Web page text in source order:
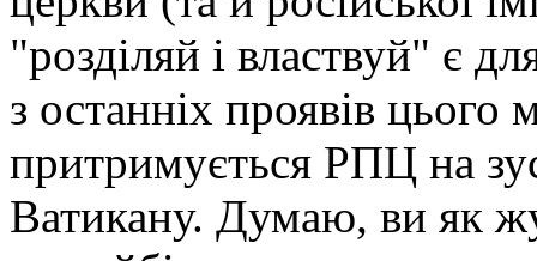
"розділяй і властвуй" є
з останніх проявів цього
притримується РПЦ на
Ватикану. Думаю, ви як